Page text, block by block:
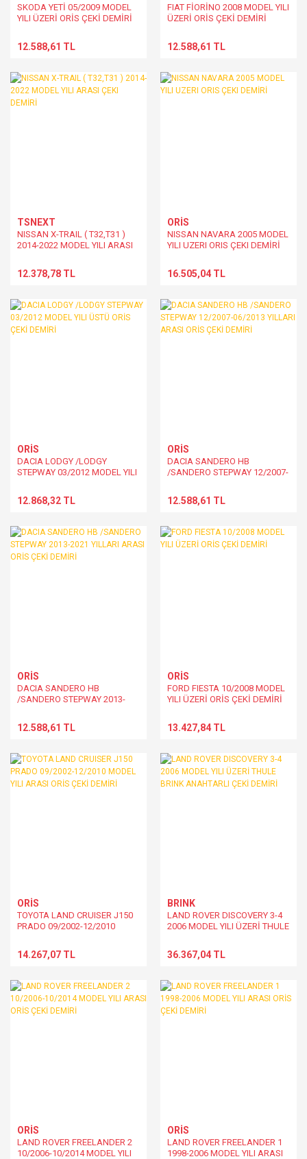
SKODA YETİ 05/2009 MODEL
YILI ÜZERİ ORİS ÇEKİ DEMİRİ
12.588,61 TL
FIAT FİORİNO 2008 MODEL YILI
ÜZERİ ORİS ÇEKİ DEMİRİ
12.588,61 TL
TSNEXT
NISSAN X-TRAIL ( T32,T31 )
2014-2022 MODEL YILI ARASI
12.378,78 TL
ORİS
NISSAN NAVARA 2005 MODEL
YILI UZERI ORIS ÇEKI DEMİRİ
16.505,04 TL
ORİS
DACIA LODGY /LODGY
STEPWAY 03/2012 MODEL YILI
12.868,32 TL
ORİS
DACIA SANDERO HB
/SANDERO STEPWAY 12/2007-
ÇEKİ DEMİRİ
12.588,61 TL
ORİS
DACIA SANDERO HB
/SANDERO STEPWAY 2013-
DEMİRİ
12.588,61 TL
ORİS
FORD FIESTA 10/2008 MODEL
YILI ÜZERİ ORİS ÇEKİ DEMİRİ
13.427,84 TL
ORİS
TOYOTA LAND CRUISER J150
PRADO 09/2002-12/2010
DEMİRİ
14.267,07 TL
BRINK
LAND ROVER DISCOVERY 3-4
2006 MODEL YILI ÜZERİ THULE
DEMİRİ
36.367,04 TL
ORİS
LAND ROVER FREELANDER 2
10/2006-10/2014 MODEL YILI
ORİS
LAND ROVER FREELANDER 1
1998-2006 MODEL YILI ARASI